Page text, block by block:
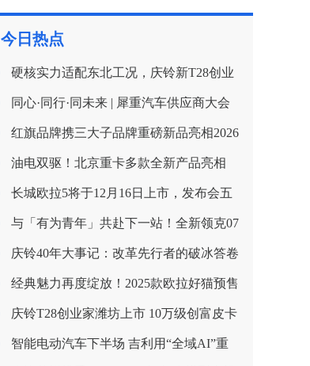
今日热点
硬核实力适配东北工况，庆铃新T28创业
家长春上市圆满收官
同心·同行·同未来 | 犀重汽车供应商大会
圆满落幕
红旗品牌携三大子品牌重磅新品亮相2026
北京车展
油电双驱！北京重卡多款全新产品亮相
2026合作伙伴大会
长城欧拉5将于12月16日上市，发布会五
大看点提前揭秘！
与「有为青年」共赴下一站！全新领克07
EM-P上市限时价13.98万起
庆铃40年大事记：改革先行者的破冰答卷
（1985-1993）
经典魅力再度绽放！2025款欧拉好猫预售
启程，8.98万元起！
庆铃T28创业家潍坊上市 10万级创富皮卡
再树标杆
智能电动汽车下半场 吉利用“全域AI”重